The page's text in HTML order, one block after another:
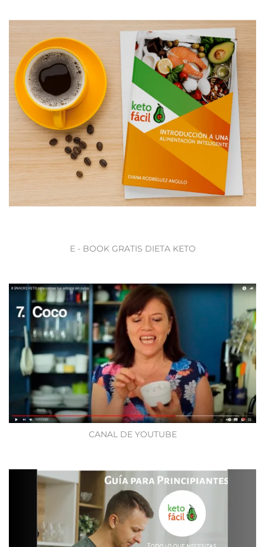
E - BOOK GRATIS DIETA KETO
CANAL DE YOUTUBE